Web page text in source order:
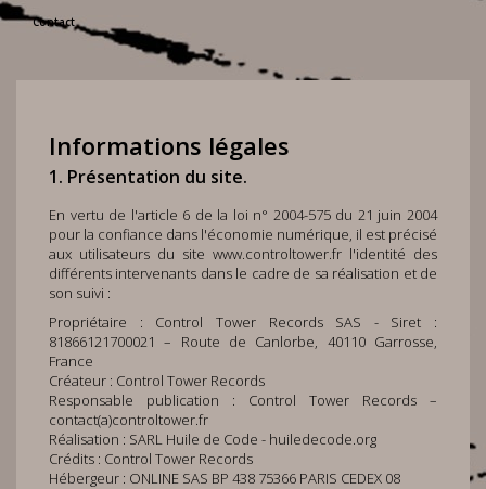
Contact
Informations légales
1. Présentation du site.
En vertu de l'article 6 de la loi n° 2004-575 du 21 juin 2004
pour la confiance dans l'économie numérique, il est précisé
aux utilisateurs du site www.controltower.fr l'identité des
différents intervenants dans le cadre de sa réalisation et de
son suivi :
Propriétaire : Control Tower Records SAS - Siret :
81866121700021 – Route de Canlorbe, 40110 Garrosse,
France
Créateur : Control Tower Records
Responsable publication : Control Tower Records –
contact(a)controltower.fr
Réalisation : SARL Huile de Code - huiledecode.org
Crédits : Control Tower Records
Hébergeur : ONLINE SAS BP 438 75366 PARIS CEDEX 08